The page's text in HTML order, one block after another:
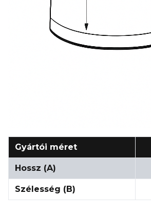
Gyártói méret
Hossz (A)
Szélesség (B)